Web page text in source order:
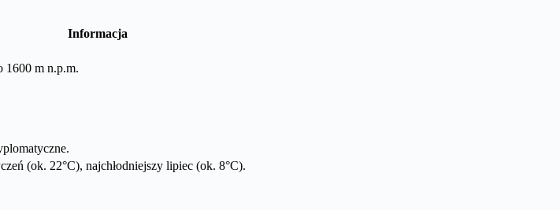
Informacja
1600 m n.p.m.
(ok. 22°C), najchłodniejszy lipiec (ok. 8°C).